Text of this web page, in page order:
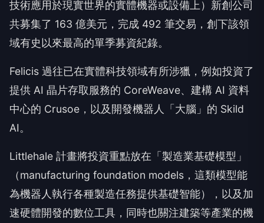
技術應用於現實世界的實體機器或設備上）新創公司
共募集了 163 億美元，完成 492 筆交易，創下該領
域有史以來最高的單季募資紀錄。
Felicis 過往已在實體科技領域有所涉獵，例如投資了
提供 AI 晶片存取服務的 CoreWeave、建構 AI 資料
中心的 Crusoe，以及開發機器人「大腦」的 Skild
AI。
Littlehale 計畫將投資重點放在「製造業基礎模型」
（manufacturing foundation models，這類模型能
為機器人執行各種製造任務提供基礎智能），以及加
速硬體開發的數位工具，同時也關注建築等產業的機